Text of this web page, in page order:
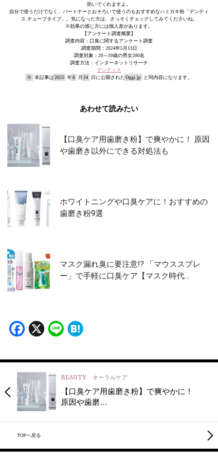
防いでくれますよ。
自分で使うだけでなく、パートナーとおそろいで使うのもおすすめなハミガキ粉「デンティ
ス チューブタイプ」。気になった方は、さっそくチェックしてみてくださいね。
※効果の感じ方には個人差があります。
【アンケート調査概要】
調査内容：口臭に関するアンケート調査
調査期間：2024年5月13日
調査対象：20～59歳の男女200名
調査方法：インターネットリサーチ
デンティス
※
本記事は 2025 年 8 月 24 日に公開された Oggi.jp と同内容になります。
あわせて読みたい
【口臭ケア用歯磨き粉】で爽やかに！ 原因
や歯磨き以外にできる対処法も
ホワイトニングや口臭ケアに！おすすめの
歯磨き粉9選
マスク漏れ臭に要注意!? 「マウススプレ
ー」で手軽に口臭ケア【マスク時代…
Facebook
X Line
BEAUTY オーラルケア
【口臭ケア用歯磨き粉】で爽やかに！
原因や歯磨…
TOPへ戻る